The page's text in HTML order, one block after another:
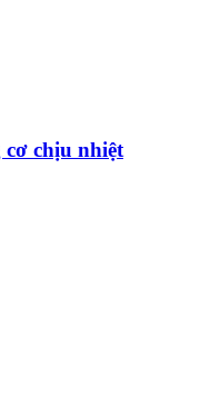
chịu nhiệt